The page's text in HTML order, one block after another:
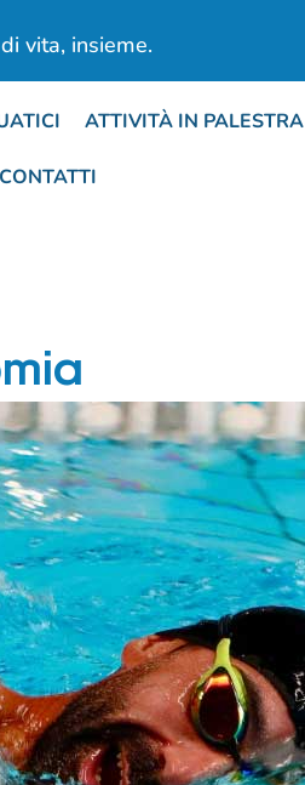
vita, insieme.​
ATTIVITÀ IN PALESTRA
CONTATTI